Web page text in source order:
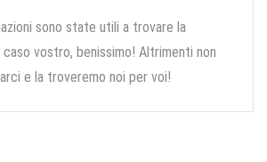
sono state utili a trovare la
vostro, benissimo! Altrimenti non
e la troveremo noi per voi!